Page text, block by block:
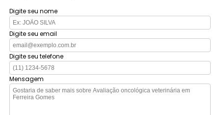
Digite seu nome
Digite seu email
Digite seu telefone
Mensagem